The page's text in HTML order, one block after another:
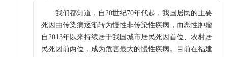
我们都知道，自20世纪70年代起，我国居民的主要
死因由传染病逐渐转为慢性非传染性疾病，而恶性肿瘤
自2013年以来持续居于我国城市居民死因首位、农村居
民死因前两位，成为危害最大的慢性疾病。目前在福建